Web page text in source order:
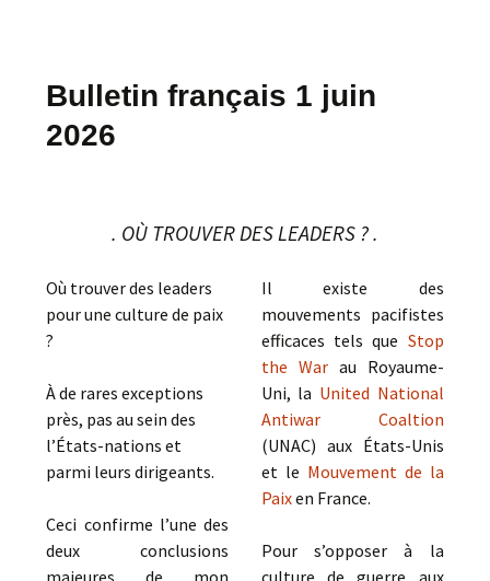
Bulletin français 1 juin
2026
. OÙ TROUVER DES LEADERS ? .
Où trouver des leaders
pour une culture de paix
?
À de rares exceptions
près, pas au sein des
l’États-nations et
parmi leurs dirigeants.
Ceci confirme l’une des
deux conclusions
majeures de mon
Il existe des
mouvements pacifistes
efficaces tels que Stop
the War au Royaume-
Uni, la United National
Antiwar Coaltion
(UNAC) aux États-Unis
et le Mouvement de la
Paixen France.
Pour s’opposer à la
culture de guerre aux